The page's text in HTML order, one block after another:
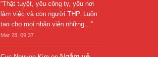
“Thật tuyệt, yêu công ty, yêu nơi
làm việc và con người THP. Luôn
tạo cho mọi nhân viên những… ”
Mar 28, 09:37